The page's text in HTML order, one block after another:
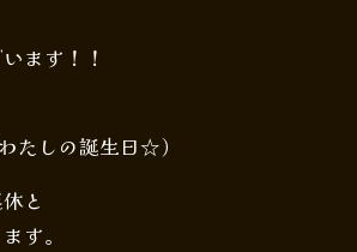
ます！！
たしの誕生日☆）
と
す。